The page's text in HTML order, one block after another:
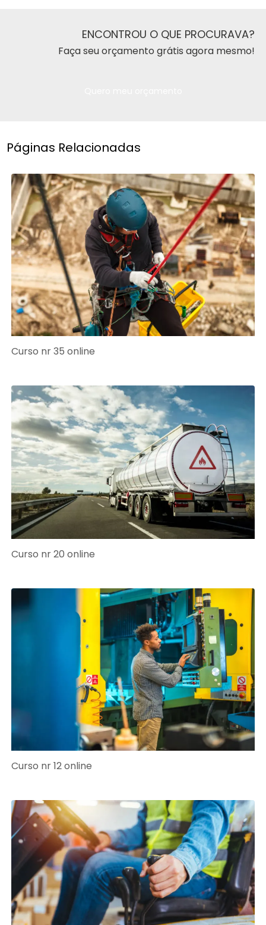
ENCONTROU O QUE PROCURAVA?
Faça seu orçamento grátis agora mesmo!
Páginas Relacionadas
Curso nr 35 online
Curso nr 20 online
Curso nr 12 online